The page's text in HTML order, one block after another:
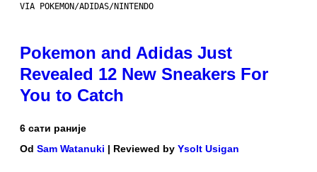
VIA POKEMON/ADIDAS/NINTENDO
Pokemon and Adidas Just
Revealed 12 New Sneakers For
You to Catch
6 сати раније
Od Sam Watanuki | Reviewed by Ysolt Usigan